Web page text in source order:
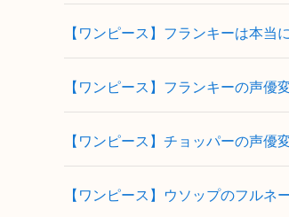
【ワンピース】フランキーは本当
【ワンピース】フランキーの声
【ワンピース】チョッパーの声優
【ワンピース】ウソップのフルネ